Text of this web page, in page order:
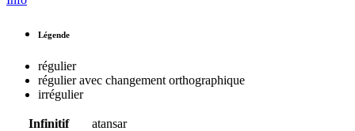
Légende
régulier
régulier avec changement orthographique
irrégulier
Infinitif
atansar